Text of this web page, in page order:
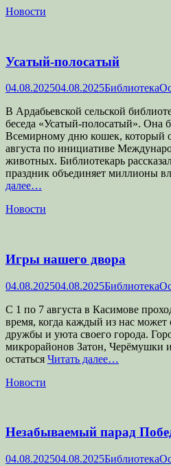
Категории
Новости
Усатый-полосатый
Опубликовано
04.08.202504.08.2025Автор
Библиотека
В Ардабьевской сельской
беседа «Усатый-полосатый». Она
Всемирному дню кошек, который
августа по инициативе
животных. Библиотекарь
праздник объединяет миллионы
далее…
Категории
Новости
Игры нашего двора
Опубликовано
04.08.202504.08.2025Автор
Библиотека
С 1 по 7 августа в Касимове
время, когда каждый из нас может
дружбы и уюта своего города.
микрорайонов Затон, Черёмушки
остаться Читать далее…
Категории
Новости
Незабываемый парад
Опубликовано
04.08.202504.08.2025Автор
Библиотека